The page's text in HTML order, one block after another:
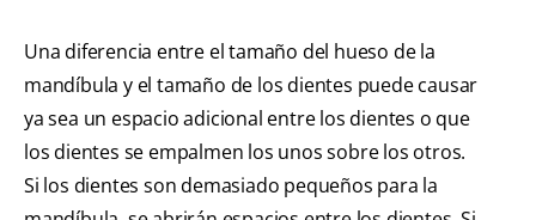
Una diferencia entre el tamaño del hueso de la
mandíbula y el tamaño de los dientes puede causar
ya sea un espacio adicional entre los dientes o que
los dientes se empalmen los unos sobre los otros.
Si los dientes son demasiado pequeños para la